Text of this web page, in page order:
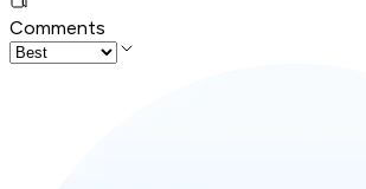
Comments